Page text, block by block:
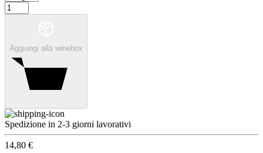
Aggiungi alla winebox
Spedizione in 2-3 giorni lavorativi
14,80 €